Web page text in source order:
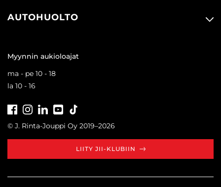
AUTOHUOLTO
Myynnin aukioloajat
ma - pe 10 - 18
la 10 - 16
FacebookInstagramLinkedInYoutube
© J. Rinta-Jouppi Oy 2019–2026
LIITY JII-KLUBIIN